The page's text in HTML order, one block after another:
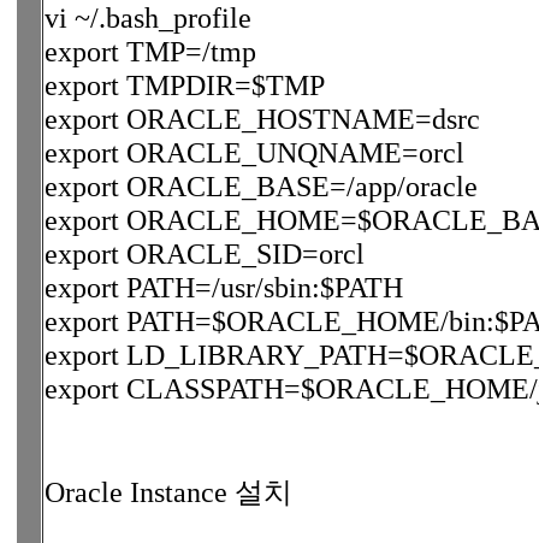
vi ~/.bash_profile
export TMP=/tmp
export TMPDIR=$TMP
export ORACLE_HOSTNAME=dsrc
export ORACLE_UNQNAME=orcl
export ORACLE_BASE=/app/oracle
export
export ORACLE_SID=orcl
export PATH=/usr/sbin:$PATH
export PATH=$ORACLE_HOME/
export
export
Oracle Instance 설치